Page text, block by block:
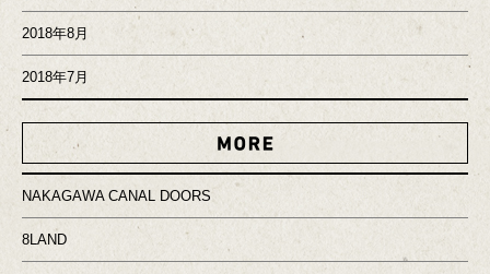
2018年8月
2018年7月
MORE
NAKAGAWA CANAL DOORS
8LAND